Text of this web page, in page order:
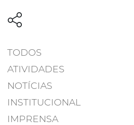
TODOS
ATIVIDADES
NOTÍCIAS
INSTITUCIONAL
IMPRENSA